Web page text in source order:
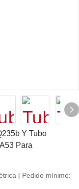
Y Tubo
Para
| Pedido mínimo: